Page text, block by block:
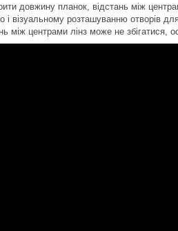
довжину планок, відстань між
і візуальному розташуванню отворів
між центрами лінз може не збігатися,